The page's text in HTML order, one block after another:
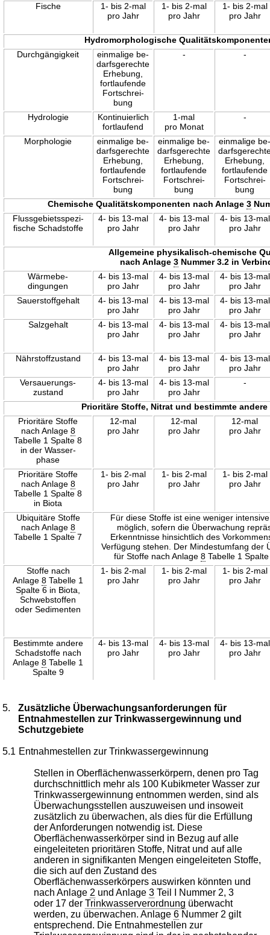
Fische
1- bis 2-mal
pro Jahr
1- bis 2-mal
pro Jahr
1- bis 2-mal
pro Jahr
Hydromorphologische
Durchgängigkeit
einmalige be-
darfsgerechte
Erhebung,
fortlaufende
Fortschrei-
bung
- -
Hydrologie
Kontinuierlich
fortlaufend
1-mal
pro Monat
-
Morphologie
einmalige be-
darfsgerechte
Erhebung,
fortlaufende
Fortschrei-
bung
einmalige be-
darfsgerechte
Erhebung,
fortlaufende
Fortschrei-
bung
einmalige
Erhebung,
fortlaufende
Fortschrei-
bung
Chemische Qualitätskomponenten nach Anlage 3
Flussgebietsspezi-
fische Schadstoffe
4- bis 13-mal
pro Jahr
4- bis 13-mal
pro Jahr
4- bis 13-mal
pro Jahr
Allgemeine physikalisch-chemische
nach Anlage3 Nummer 3.2 in
Wärmebe-
dingungen
4- bis 13-mal
pro Jahr
4- bis 13-mal
pro Jahr
4- bis 13-mal
pro Jahr
Sauerstoffgehalt
4- bis 13-mal
pro Jahr
4- bis 13-mal
pro Jahr
4- bis 13-mal
pro Jahr
Salzgehalt
4- bis 13-mal
pro Jahr
4- bis 13-mal
pro Jahr
4- bis 13-mal
pro Jahr
Nährstoffzustand
4- bis 13-mal
pro Jahr
4- bis 13-mal
pro Jahr
4- bis 13-mal
pro Jahr
Versauerungs-
zustand
4- bis 13-mal
pro Jahr
4- bis 13-mal
pro Jahr
-
Prioritäre Stoffe, Nitrat und bestimmte
Prioritäre Stoffe
nach Anlage 8
Tabelle 1 Spalte 8
in der Wasser-
phase
12-mal
pro Jahr
12-mal
pro Jahr
12-mal
pro Jahr
Prioritäre Stoffe
nach Anlage 8
Tabelle 1 Spalte 8
in Biota
1- bis 2-mal
pro Jahr
1- bis 2-mal
pro Jahr
1- bis 2-mal
pro Jahr
Ubiquitäre Stoffe
nach Anlage 8
Tabelle 1 Spalte 7
Für diese Stoffe ist eine weniger
möglich, sofern die Überwachung
Erkenntnisse hinsichtlich des
Verfügung stehen. Der Mindestumfang der
für Stoffe nach Anlage 8Tabelle 1
Stoffe nach
Anlage8 Tabelle 1
Spalte 6 in Biota,
Schwebstoffen
oder Sedimenten
1- bis 2-mal
pro Jahr
1- bis 2-mal
pro Jahr
1- bis 2-mal
pro Jahr
Bestimmte andere
Schadstoffe nach
Anlage8 Tabelle 1
Spalte 9
4- bis 13-mal
pro Jahr
4- bis 13-mal
pro Jahr
4- bis 13-mal
pro Jahr
5.
Zusätzliche Überwachungsanforderungen für
Entnahmestellen zur Trinkwassergewinnung und
Schutzgebiete
5.1 Entnahmestellen zur Trinkwassergewinnung
Stellen in Oberflächenwasserkörpern, denen pro Tag
durchschnittlich mehr als 100 Kubikmeter Wasser zur
Trinkwassergewinnung entnommen werden, sind als
Überwachungsstellen auszuweisen und insoweit
zusätzlich zu überwachen, als dies für die Erfüllung
der Anforderungen notwendig ist. Diese
Oberflächenwasserkörper sind in Bezug auf alle
eingeleiteten prioritären Stoffe, Nitrat und auf alle
anderen in signifikanten Mengen eingeleiteten Stoffe,
die sich auf den Zustand des
Oberflächenwasserkörpers auswirken könnten und
nach Anlage 2 und Anlage 3Teil I Nummer 2, 3
oder 17 der Trinkwasserverordnung überwacht
werden, zu überwachen. Anlage 6Nummer 2 gilt
entsprechend. Die Entnahmestellen zur